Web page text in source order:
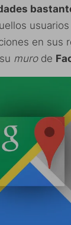
en sus
murode